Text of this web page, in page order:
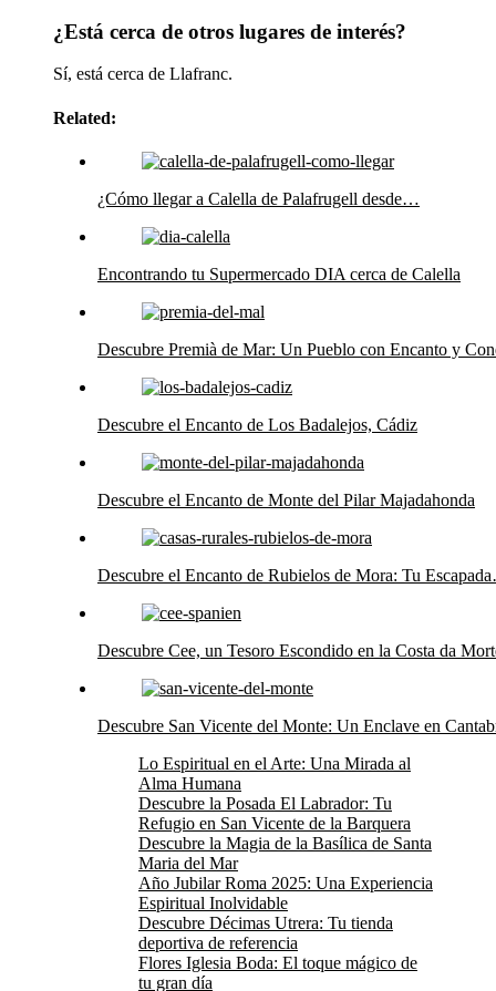
¿Está cerca de otros lugares de interés?
Sí, está cerca de Llafranc.
Related:
¿Cómo llegar a Calella de Palafrugell desde…
Encontrando tu Supermercado DIA cerca de Calella
Descubre Premià de Mar: Un Pueblo con Encanto y
Descubre el Encanto de Los Badalejos, Cádiz
Descubre el Encanto de Monte del Pilar Majadahonda
Descubre el Encanto de Rubielos de Mora: Tu
Descubre Cee, un Tesoro Escondido en la Costa da
Descubre San Vicente del Monte: Un Enclave en
Lo Espiritual en el Arte: Una Mirada al
Alma Humana
Descubre la Posada El Labrador: Tu
Refugio en San Vicente de la Barquera
Descubre la Magia de la Basílica de Santa
Maria del Mar
Año Jubilar Roma 2025: Una Experiencia
Espiritual Inolvidable
Descubre Décimas Utrera: Tu tienda
deportiva de referencia
Flores Iglesia Boda: El toque mágico de
tu gran día